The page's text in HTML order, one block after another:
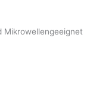
Mikrowellengeeignet